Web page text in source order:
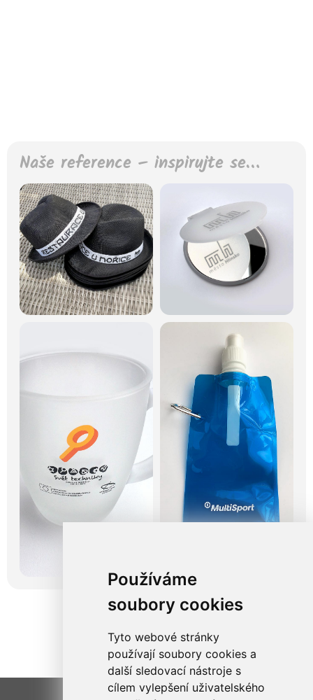
Používáme
soubory cookies
Tyto webové stránky
používají soubory cookies a
další sledovací nástroje s
cílem vylepšení uživatelského
Naše reference – inspirujte se…